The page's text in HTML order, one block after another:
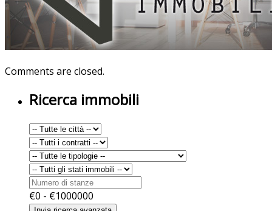
Comments are closed.
Ricerca immobili
€0 - €1000000